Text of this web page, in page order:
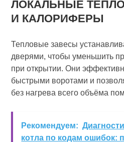
ЛОКАЛЬНЫЕ
И КАЛОРИФЕРЫ
Тепловые завесы
дверями, чтобы уменьшить
при открытии. Они
быстрыми воротами и
без нагрева всего объёма
Рекомендуем:
котла по кодам ошибок: